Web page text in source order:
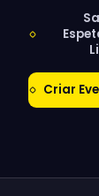
Criar